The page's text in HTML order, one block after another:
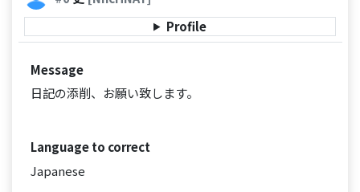
Profile
Message
日記の添削、お願い致します。
Language to correct
Japanese